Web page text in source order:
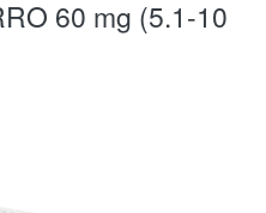
60 mg (5.1-10